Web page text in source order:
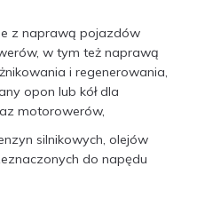
z naprawą pojazdów
w tym też naprawą
i regenerowania,
opon lub kół dla
motorowerów,
silnikowych, olejów
do napędu